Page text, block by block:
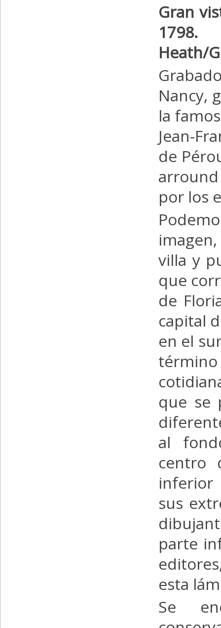
Gran
Heath/
Nancy,
la
Jean-
de
por los
villa y
que
de
capital
en el
término
que se
al
centro
inferior
sus
parte
esta
Se